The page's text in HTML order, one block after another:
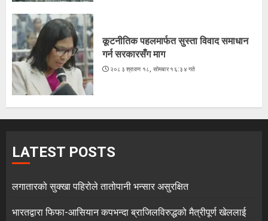
कूटनीतिक पहलमार्फत सुस्ता विवाद समाधान
गर्न सरकारसँग माग
२०८३ श्रावण १८, सोमबार १६:३४ गते
LATEST POSTS
लगातारको सुक्खा पहिरोले तातोपानी भन्सार असुरक्षित
भारतद्वारा फिफा-आसियान कपभन्दा ब्राजिलविरुद्धको मैत्रीपूर्ण खेललाई